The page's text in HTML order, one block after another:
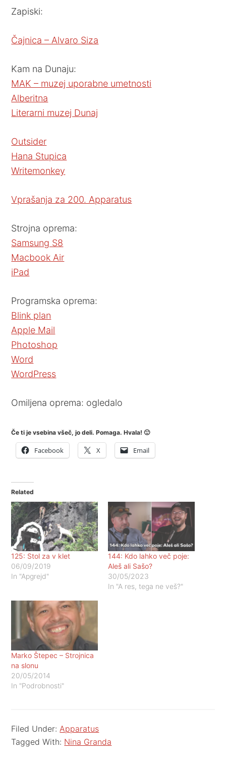
Zapiski:
Čajnica – Alvaro Siza
Kam na Dunaju:
MAK – muzej uporabne umetnosti
Alberitna
Literarni muzej Dunaj
Outsider
Hana Stupica
Writemonkey
Vprašanja za 200. Apparatus
Strojna oprema:
Samsung S8
Macbook Air
iPad
Programska oprema:
Blink plan
Apple Mail
Photoshop
Word
WordPress
Omiljena oprema: ogledalo
Če ti je vsebina všeč, jo deli. Pomaga. Hvala! 🙂
Facebook X Email
Related
125: Stol za v klet
06/09/2019
In "Apgrejd"
144: Kdo lahko več poje:
Aleš ali Sašo?
30/05/2023
In "A res, tega ne veš?"
Marko Štepec – Strojnica
na slonu
20/05/2014
In "Podrobnosti"
Filed Under: Apparatus
Tagged With: Nina Granda